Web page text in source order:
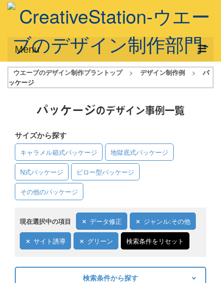
Menu
サービス概要
デザインアシスト
フルデザイン
データ修正
写真からイラスト作成
デザイン制作例
ご利用料金
ご利用ガイド
ご注文方法について
ウエーブのデザイン制作プラントップ > デザイン制作例 >
パ
ッケージ
パッケージのデザイン事例一覧
サイズから探す
キャラメル箱式パッケージ 地獄底式パッケージ
N式パッケージ ピロー型パッケージ
その他のパッケージ
現在選択中の項目 データ修正 ジャンル:その他
サイト誘導 グリーン 検索条件をリセット
検索条件から探す